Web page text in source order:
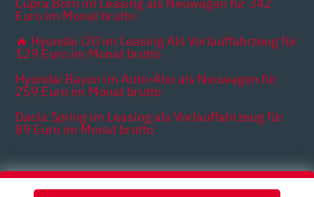
Cupra Born im Leasing als Neuwagen für 342
Euro im Monat brutto
🔥 Hyundai i20 im Leasing Als Vorlauffahrzeug für
129 Euro im Monat brutto
Hyundai Bayon im Auto-Abo als Neuwagen für
259 Euro im Monat brutto
Dacia Spring im Leasing als Vorlauffahrzeug für
89 Euro im Monat brutto